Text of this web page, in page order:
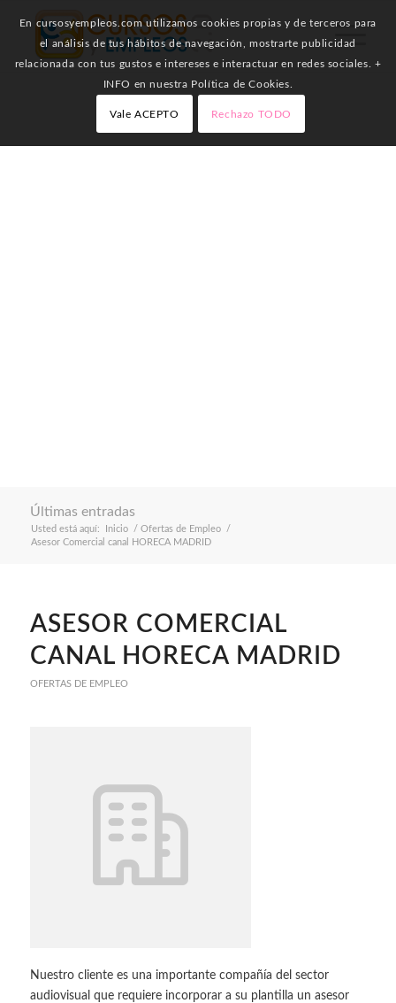
Últimas entradas
Usted está aquí: Inicio / Ofertas de Empleo
/
Asesor Comercial canal HORECA MADRID
ASESOR COMERCIAL
CANAL HORECA MADRID
OFERTAS DE EMPLEO
Nuestro cliente es una importante compañía del sector
audiovisual que requiere incorporar a su plantilla un asesor
En cursosyempleos.com utilizamos cookies propias y de terceros para
el análisis de tus hábitos de navegación, mostrarte publicidad
relacionada con tus gustos e intereses e interactuar en redes sociales. +
INFO en nuestra Política de Cookies.
Vale ACEPTO Rechazo TODO